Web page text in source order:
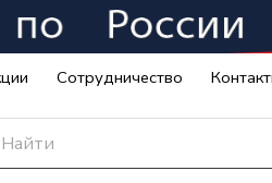
Сотрудничество